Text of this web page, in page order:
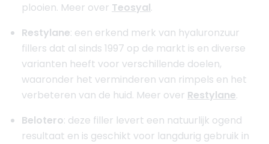
plooien. Meer over Teosyal.
Restylane: een erkend merk van hyaluronzuur
fillers dat al sinds 1997 op de markt is en diverse
varianten heeft voor verschillende doelen,
waaronder het verminderen van rimpels en het
verbeteren van de huid. Meer over Restylane.
Belotero: deze filler levert een natuurlijk ogend
resultaat en is geschikt voor langdurig gebruik in